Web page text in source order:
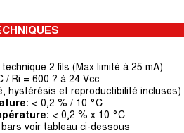
2 fils (Max limité à 25 mA)
/ Ri = 600 ? à 24 Vcc
hystérésis et reproductibilité incluses)
< 0,2 % / 10 °C
< 0,2 % x 10 °C
bars voir tableau ci-dessous